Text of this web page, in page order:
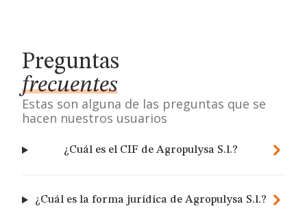
Preguntas
frecuentes
Estas son alguna de las preguntas que se
hacen nuestros usuarios
¿Cuál es el CIF de Agropulysa S.l.?
¿Cuál es la forma jurídica de Agropulysa S.l.?